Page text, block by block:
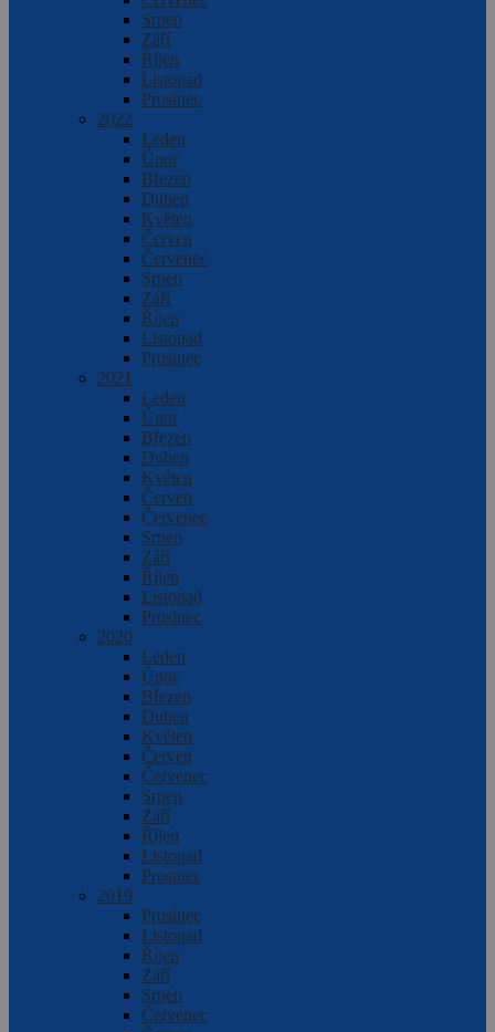
Srpen
Září
Říjen
Listopad
Prosinec
2022
Leden
Únor
Březen
Duben
Květen
Červen
Červenec
Srpen
Září
Říjen
Listopad
Prosinec
2021
Leden
Únor
Březen
Duben
Květen
Červen
Červenec
Srpen
Září
Říjen
Listopad
Prosinec
2020
Leden
Únor
Březen
Duben
Květen
Červen
Červenec
Srpen
Září
Říjen
Listopad
Prosinec
2019
Prosinec
Listopad
Říjen
Září
Srpen
Červenec